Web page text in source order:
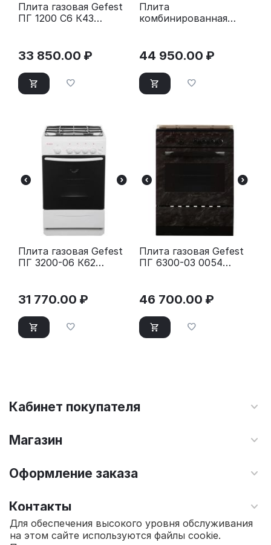
Плита газовая Gefest
ПГ 1200 С6 К43
33 850.00 ₽
Плита
комбинированная
44 950.00 ₽
Плита газовая Gefest
ПГ 3200-06 К62
31 770.00 ₽
Плита газовая Gefest
ПГ 6300-03 0054
46 700.00 ₽
Кабинет покупателя
Магазин
Оформление заказа
Контакты
© 2010 - 2026 Интернет магазин TOPSTO.
Для обеспечения высокого уровня обслуживания
на этом сайте используются файлы cookie.